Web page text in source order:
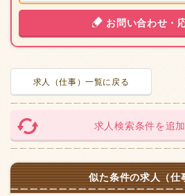
お問い合わせ・
求人（仕事）一覧に戻る
求人検索条件を追
似た条件の求人（仕